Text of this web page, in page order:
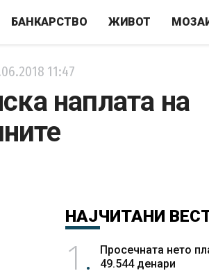
БАНКАРСТВО ЖИВОТ
11:47
наплата на
НАЈЧИТАНИ
1
Просечната нето
49.544 денари